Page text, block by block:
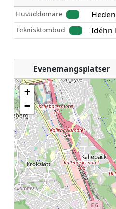
Huvuddomare
Teknisktombud Idéhn
Evenemangsplatser
+
−